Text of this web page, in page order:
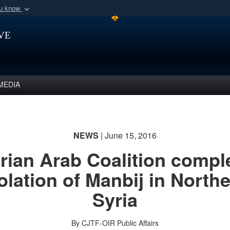
know
organization
Share sensitive
NEWS | June 15, 2016
Arab Coalition
of Manbij in
Syria
By CJTF-OIR Public Affairs